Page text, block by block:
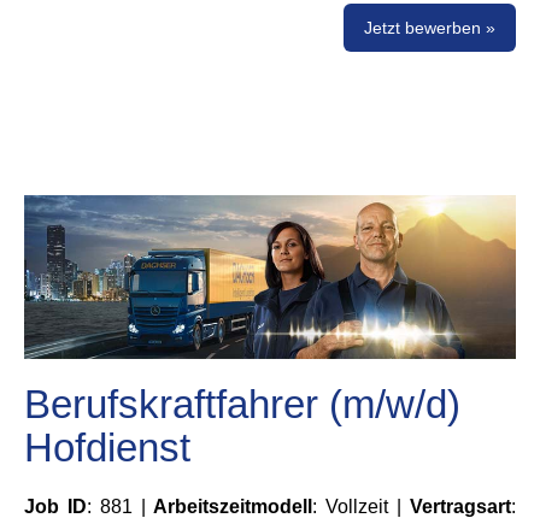
Jetzt bewerben »
Berufskraftfahrer (m/w/d)
Hofdienst
Job ID: 881 |Arbeitszeitmodell : Vollzeit |Vertragsart: